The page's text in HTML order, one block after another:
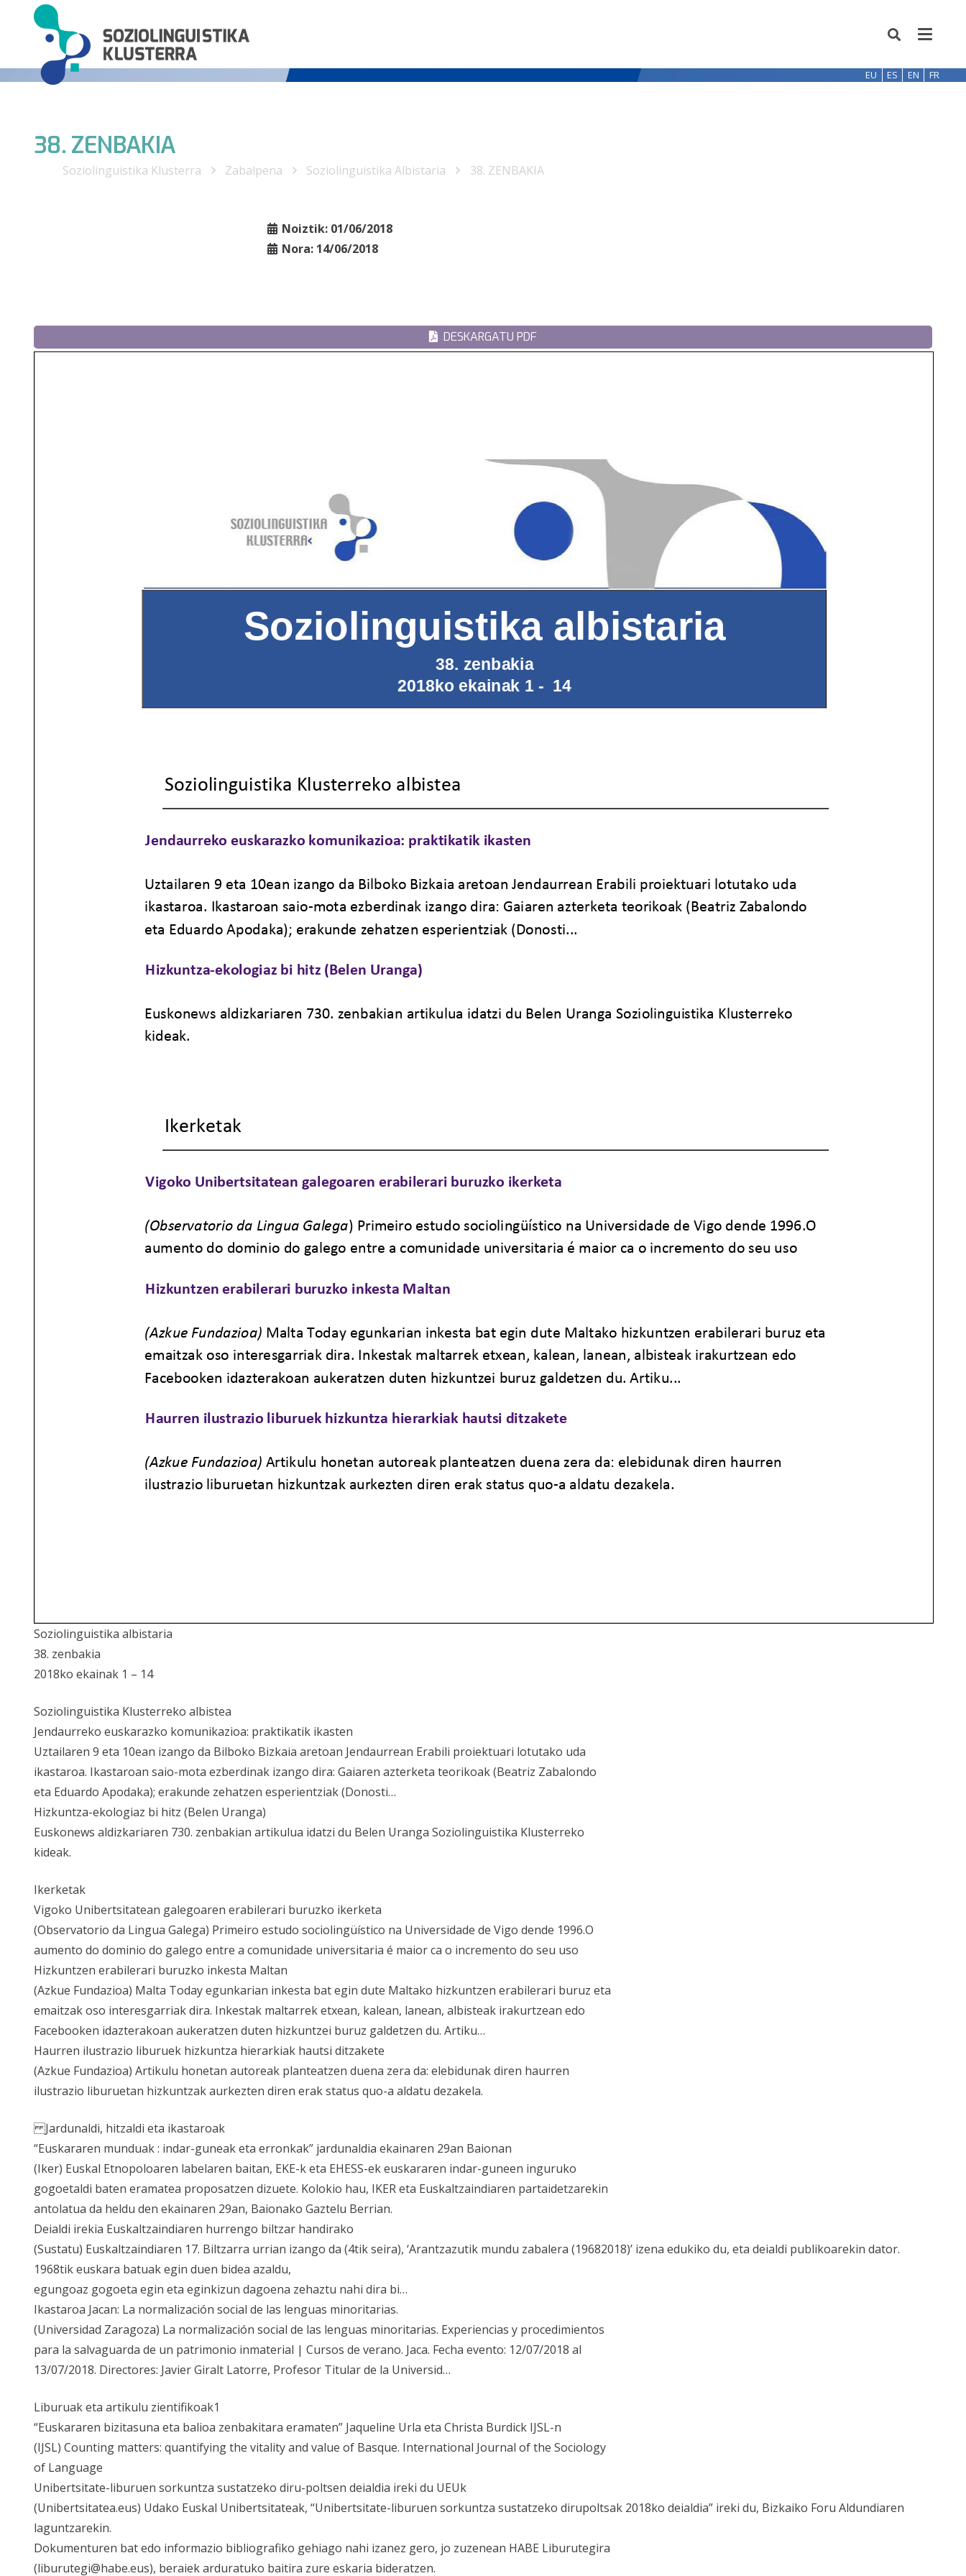
EU ES EN FR
38. ZENBAKIA
Soziolinguistika Klusterra Zabalpena Soziolinguistika Albistaria 38. ZENBAKIA
Noiztik: 01/06/2018
Nora: 14/06/2018
DESKARGATU PDF
Soziolinguistika albistaria
38. zenbakia
2018ko ekainak 1 – 14
Soziolinguistika Klusterreko albistea
Jendaurreko euskarazko komunikazioa: praktikatik ikasten
Uztailaren 9 eta 10ean izango da Bilboko Bizkaia aretoan Jendaurrean Erabili proiektuari lotutako uda
ikastaroa. Ikastaroan saio-mota ezberdinak izango dira: Gaiaren azterketa teorikoak (Beatriz Zabalondo
eta Eduardo Apodaka); erakunde zehatzen esperientziak (Donosti…
Hizkuntza-ekologiaz bi hitz (Belen Uranga)
Euskonews aldizkariaren 730. zenbakian artikulua idatzi du Belen Uranga Soziolinguistika Klusterreko
kideak.
Ikerketak
Vigoko Unibertsitatean galegoaren erabilerari buruzko ikerketa
(Observatorio da Lingua Galega) Primeiro estudo sociolingüístico na Universidade de Vigo dende 1996.O
aumento do dominio do galego entre a comunidade universitaria é maior ca o incremento do seu uso
Hizkuntzen erabilerari buruzko inkesta Maltan
(Azkue Fundazioa) Malta Today egunkarian inkesta bat egin dute Maltako hizkuntzen erabilerari buruz eta
emaitzak oso interesgarriak dira. Inkestak maltarrek etxean, kalean, lanean, albisteak irakurtzean edo
Facebooken idazterakoan aukeratzen duten hizkuntzei buruz galdetzen du. Artiku…
Haurren ilustrazio liburuek hizkuntza hierarkiak hautsi ditzakete
(Azkue Fundazioa) Artikulu honetan autoreak planteatzen duena zera da: elebidunak diren haurren
ilustrazio liburuetan hizkuntzak aurkezten diren erak status quo-a aldatu dezakela.
Jardunaldi, hitzaldi eta ikastaroak
“Euskararen munduak : indar-guneak eta erronkak” jardunaldia ekainaren 29an Baionan
(Iker) Euskal Etnopoloaren labelaren baitan, EKE-k eta EHESS-ek euskararen indar-guneen inguruko
gogoetaldi baten eramatea proposatzen dizuete. Kolokio hau, IKER eta Euskaltzaindiaren partaidetzarekin
antolatua da heldu den ekainaren 29an, Baionako Gaztelu Berrian.
Deialdi irekia Euskaltzaindiaren hurrengo biltzar handirako
(Sustatu) Euskaltzaindiaren 17. Biltzarra urrian izango da (4tik seira), ‘Arantzazutik mundu zabalera (19682018)’ izena edukiko du, eta deialdi publikoarekin dator.
1968tik euskara batuak egin duen bidea azaldu,
egungoaz gogoeta egin eta eginkizun dagoena zehaztu nahi dira bi…
Ikastaroa Jacan: La normalización social de las lenguas minoritarias.
(Universidad Zaragoza) La normalización social de las lenguas minoritarias. Experiencias y procedimientos
para la salvaguarda de un patrimonio inmaterial | Cursos de verano. Jaca. Fecha evento: 12/07/2018 al
13/07/2018. Directores: Javier Giralt Latorre, Profesor Titular de la Universid…
Liburuak eta artikulu zientifikoak1
“Euskararen bizitasuna eta balioa zenbakitara eramaten” Jaqueline Urla eta Christa Burdick IJSL-n
(IJSL) Counting matters: quantifying the vitality and value of Basque. International Journal of the Sociology
of Language
Unibertsitate-liburuen sorkuntza sustatzeko diru-poltsen deialdia ireki du UEUk
(Unibertsitatea.eus) Udako Euskal Unibertsitateak, “Unibertsitate-liburuen sorkuntza sustatzeko dirupoltsak 2018ko deialdia” ireki du, Bizkaiko Foru Aldundiaren
laguntzarekin.
Dokumenturen bat edo informazio bibliografiko gehiago nahi izanez gero, jo zuzenean HABE Liburutegira
(liburutegi@habe.eus), beraiek arduratuko baitira zure eskaria bideratzen.